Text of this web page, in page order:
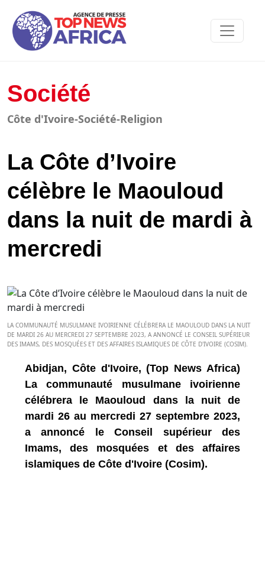
Société
Côte d'Ivoire-Société-Religion
La Côte d’Ivoire
célèbre le Maouloud
dans la nuit de mardi à
mercredi
LA COMMUNAUTÉ MUSULMANE IVOIRIENNE CÉLÉBRERA LE MAOULOUD DANS LA NUIT
DE MARDI 26 AU MERCREDI 27 SEPTEMBRE 2023, A ANNONCÉ LE CONSEIL SUPÉRIEUR
DES IMAMS, DES MOSQUÉES ET DES AFFAIRES ISLAMIQUES DE CÔTE D'IVOIRE (COSIM).
Abidjan, Côte d'Ivoire, (Top News Africa)
La communauté musulmane ivoirienne
célébrera le Maouloud dans la nuit de
mardi 26 au mercredi 27 septembre 2023,
a annoncé le Conseil supérieur des
Imams, des mosquées et des affaires
islamiques de Côte d'Ivoire (Cosim).